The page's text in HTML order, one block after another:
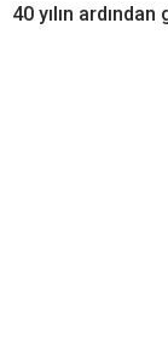
40 yılın